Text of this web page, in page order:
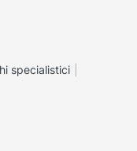
specialistici